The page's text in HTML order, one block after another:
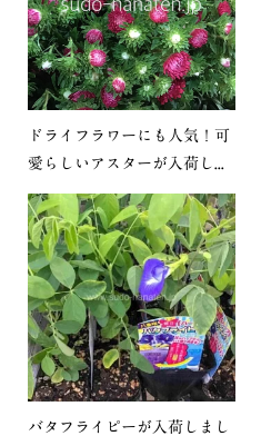
ドライフラワーにも人気！可
愛らしいアスターが入荷し...
バタフライピーが入荷しまし